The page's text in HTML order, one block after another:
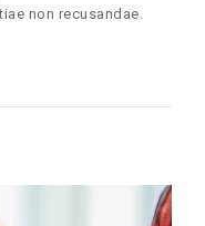
non recusandae.